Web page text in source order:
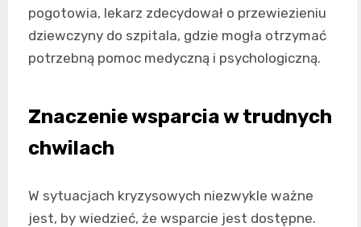
pogotowia, lekarz zdecydował o przewiezieniu
dziewczyny do szpitala, gdzie mogła otrzymać
potrzebną pomoc medyczną i psychologiczną.
Znaczenie wsparcia w trudnych
chwilach
W sytuacjach kryzysowych niezwykle ważne
jest, by wiedzieć, że wsparcie jest dostępne.